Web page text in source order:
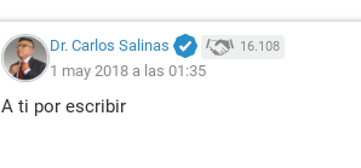
Dr. Carlos Salinas 16.108
1 may 2018 a las 01:35
A ti por escribir